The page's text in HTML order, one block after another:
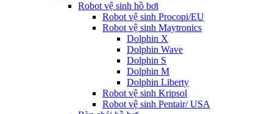
Robot vệ sinh hồ bơi
Robot vệ sinh Procopi/EU
Robot vệ sinh Maytronics
Dolphin X
Dolphin Wave
Dolphin S
Dolphin M
Dolphin Liberty
Robot vệ sinh Kripsol
Robot vệ sinh Pentair/ USA